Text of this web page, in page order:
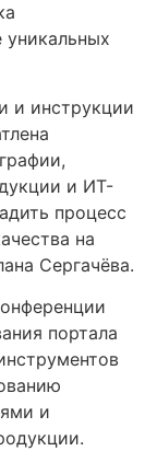
и инструкции
и ИТ-
процесс
на
Сергачёва.
портала
и